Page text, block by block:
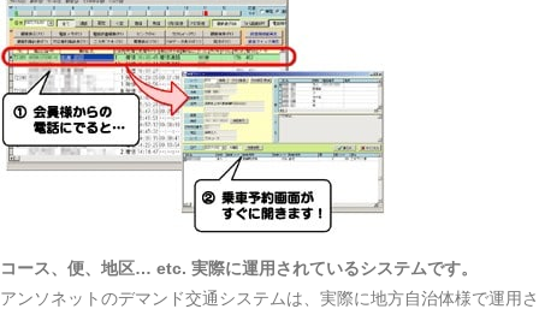
コース、便、地区… etc. 実際に運用されているシステムです。
アンソネットのデマンド交通システムは、実際に地方自治体様で運用さ